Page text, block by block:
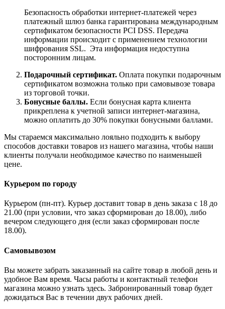
Безопасность обработки интернет-платежей через
платежный шлюз банка гарантирована международным
сертификатом безопасности PCI DSS. Передача
информации происходит с применением технологии
шифрования SSL. Эта информация недоступна
посторонним лицам.
Подарочный сертификат. Оплата покупки подарочным
сертификатом возможна только при самовывозе товара
из торговой точки.
Бонусные баллы. Если бонусная карта клиента
прикреплена к учетной записи интернет-магазина,
можно оплатить до 30% покупки бонусными баллами.
Мы стараемся максимально лояльно подходить к выбору
способов доставки товаров из нашего магазина, чтобы наши
клиенты получали необходимое качество по наименьшей
цене.
Курьером по городу
Курьером (пн-пт). Курьер доставит товар в день заказа с 18 до
21.00 (при условии, что заказ сформирован до 18.00), либо
вечером следующего дня (если заказ сформирован после
18.00).
Самовывозом
Вы можете забрать заказанный на сайте товар в любой день и
удобное Вам время. Часы работы и контактный телефон
магазина можно узнать здесь. Забронированный товар будет
дожидаться Вас в течении двух рабочих дней.